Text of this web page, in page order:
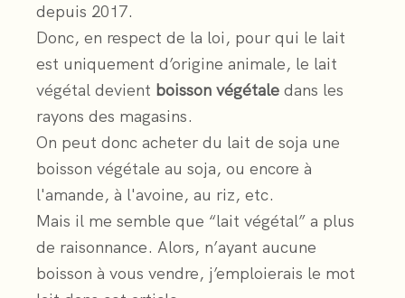
depuis 2017.
Donc, en respect de la loi, pour qui le lait
est uniquement d’origine animale, le lait
végétal devient boisson végétale dans les
rayons des magasins.
On peut donc acheter du lait de soja une
boisson végétale au soja, ou encore à
l'amande, à l'avoine, au riz, etc.
Mais il me semble que “lait végétal” a plus
de raisonnance. Alors, n’ayant aucune
boisson à vous vendre, j’emploierais le mot